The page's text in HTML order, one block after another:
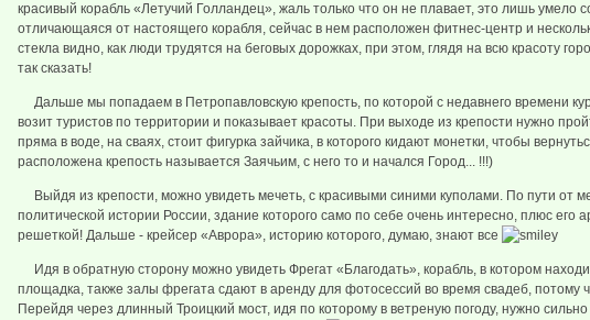
красивый корабль «Летучий Голландец», жаль только что он не плавает, это лишь умело
отличающаяся от настоящего корабля, сейчас в нем расположен фитнес-центр и
стекла видно, как люди трудятся на беговых дорожках, при этом, глядя на всю красоту
так сказать!
Дальше мы попадаем в Петропавловскую крепость, по которой с недавнего времени
возит туристов по территории и показывает красоты. При выходе из крепости нужно
пряма в воде, на сваях, стоит фигурка зайчика, в которого кидают монетки, чтобы
расположена крепость называется Заячьим, с него то и начался Город... !!!)
Выйдя из крепости, можно увидеть мечеть, с красивыми синими куполами. По пути от
политической истории России, здание которого само по себе очень интересно, плюс его
решеткой! Дальше - крейсер «Аврора», историю которого, думаю, знают все
Идя в обратную сторону можно увидеть Фрегат «Благодать», корабль, в котором
площадка, также залы фрегата сдают в аренду для фотосессий во время свадеб, потому
Перейдя через длинный Троицкий мост, идя по которому в ветреную погоду, нужно